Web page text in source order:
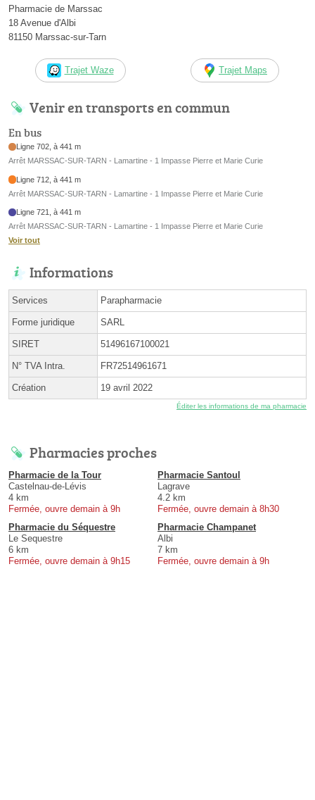
Pharmacie de Marssac
18 Avenue d'Albi
81150 Marssac-sur-Tarn
Trajet Waze Trajet Maps
Venir en transports en commun
En bus
Ligne 702, à 441 m
Arrêt MARSSAC-SUR-TARN - Lamartine - 1 Impasse Pierre et Marie Curie
Ligne 712, à 441 m
Arrêt MARSSAC-SUR-TARN - Lamartine - 1 Impasse Pierre et Marie Curie
Ligne 721, à 441 m
Arrêt MARSSAC-SUR-TARN - Lamartine - 1 Impasse Pierre et Marie Curie
Voir tout
Informations
Services Parapharmacie
Forme juridique SARL
SIRET 51496167100021
N° TVA Intra. FR72514961671
Création 19 avril 2022
Éditer les informations de ma pharmacie
Pharmacies proches
Pharmacie de la Tour
Castelnau-de-Lévis
4 km
Fermée, ouvre demain à 9h
Pharmacie Santoul
Lagrave
4.2 km
Fermée, ouvre demain à 8h30
Pharmacie du Séquestre
Le Sequestre
6 km
Fermée, ouvre demain à 9h15
Pharmacie Champanet
Albi
7 km
Fermée, ouvre demain à 9h